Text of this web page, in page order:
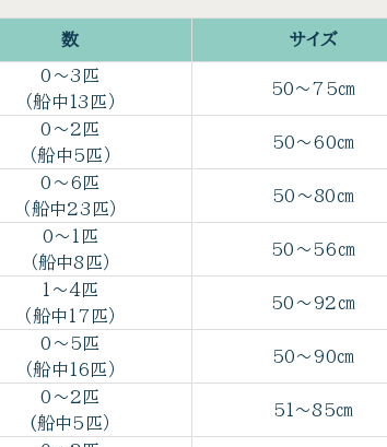
数 サイズ
0～3匹
（船中13匹）
50～75㎝
0～2匹
（船中5匹）
50～60㎝
0～6匹
（船中23匹）
50～80㎝
0～1匹
（船中8匹）
50～56㎝
1～4匹
（船中17匹）
50～92㎝
0～5匹
（船中16匹）
50～90㎝
0～2匹
(船中5匹）
51～85㎝